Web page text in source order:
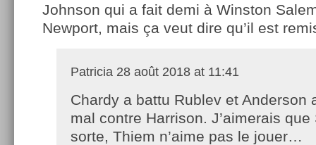
Johnson qui a fait demi à Winston
Newport, mais ça veut dire qu’il est
Patricia 28 août 2018 at 11:41
Chardy a battu Rublev et Anderson
mal contre Harrison. J’aimerais que
sorte, Thiem n’aime pas le jouer…